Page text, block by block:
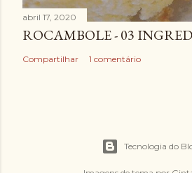
abril 17, 2020
ROCAMBOLE - 03
Compartilhar 1 comentário
Tecnologia do